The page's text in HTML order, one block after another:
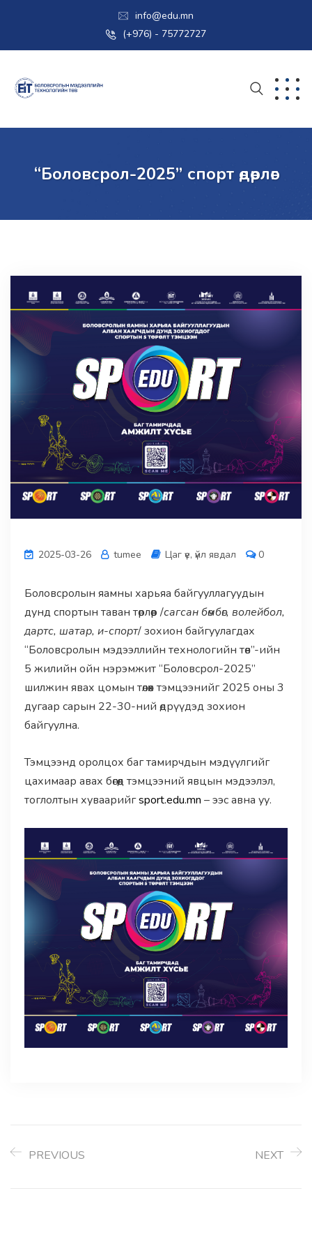
info@edu.mn
(+976) - 75772727
“Боловсрол-2025” спорт өдөрлөг
2025-03-26 tumee Цаг үе, үйл явдал 0
Боловсролын яамны харьяа байгууллагуудын
дунд спортын таван төрлөөр /сагсан бөмбөг, волейбол,
дартс, шатар, и-спорт/ зохион байгуулагдах
“Боловсролын мэдээллийн технологийн төв”-ийн
5 жилийн ойн нэрэмжит “Боловсрол-2025”
шилжин явах цомын төлөөх тэмцээнийг 2025 оны 3
дугаар сарын 22-30-ний өдрүүдэд зохион
байгуулна.
Тэмцээнд оролцох баг тамирчдын мэдүүлгийг
цахимаар авах бөгөөд тэмцээний явцын мэдээлэл,
тоглолтын хуваарийгsport.edu.mn – ээс авна уу.
PREVIOUS NEXT